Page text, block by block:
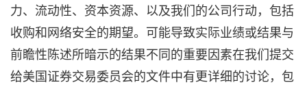
力、流动性、资本资源、以及我们的公司行动，包括
收购和网络安全的期望。可能导致实际业绩或结果与
前瞻性陈述所暗示的结果不同的重要因素在我们提交
给美国证券交易委员会的文件中有更详细的讨论，包